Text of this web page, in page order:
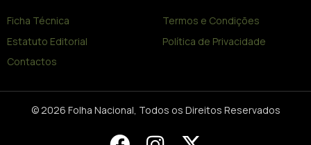
Ficha Técnica
Estatuto Editorial
Contactos
Termos e Condições
Política de Privacidade
© 2026 Folha Nacional, Todos os Direitos Reservados